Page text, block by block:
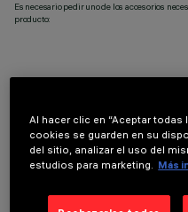
Es necesario pedir uno de los accesorios
producto:
DATOS
ÚLTIMA ACTUALIZACIÓN: 06/
DESCRIPCIÓN
Al hacer clic en “Aceptar
cookies se guarden en su
del sitio, analizar el uso del
estudios para marketing. Más